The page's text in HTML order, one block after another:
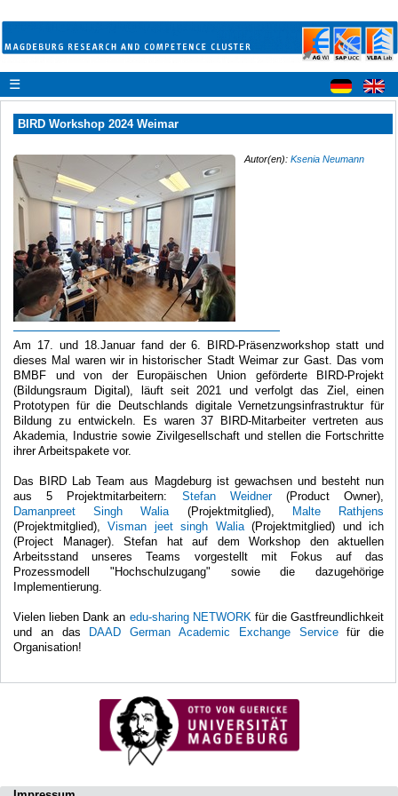
☰
BIRD Workshop 2024 Weimar
Autor(en): Ksenia Neumann
Am 17. und 18.Januar fand der 6. BIRD-Präsenzworkshop statt und
dieses Mal waren wir in historischer Stadt Weimar zur Gast. Das vom
BMBF und von der Europäischen Union geförderte BIRD-Projekt
(Bildungsraum Digital), läuft seit 2021 und verfolgt das Ziel, einen
Prototypen für die Deutschlands digitale Vernetzungsinfrastruktur für
Bildung zu entwickeln. Es waren 37 BIRD-Mitarbeiter vertreten aus
Akademia, Industrie sowie Zivilgesellschaft und stellen die Fortschritte
ihrer Arbeitspakete vor.
Das BIRD Lab Team aus Magdeburg ist gewachsen und besteht nun
aus 5 Projektmitarbeitern:
Stefan Weidner
(Product Owner),
Damanpreet Singh Walia
(Projektmitglied),
Malte Rathjens
(Projektmitglied),
Visman jeet singh Walia (Projektmitglied) und ich
(Project Manager). Stefan hat auf dem Workshop den aktuellen
Arbeitsstand unseres Teams vorgestellt mit Fokus auf das
Prozessmodell "Hochschulzugang" sowie die dazugehörige
Implementierung.
Vielen lieben Dank an edu-sharing NETWORK für die Gastfreundlichkeit
und an das
DAAD German Academic Exchange Service
für die
Organisation!